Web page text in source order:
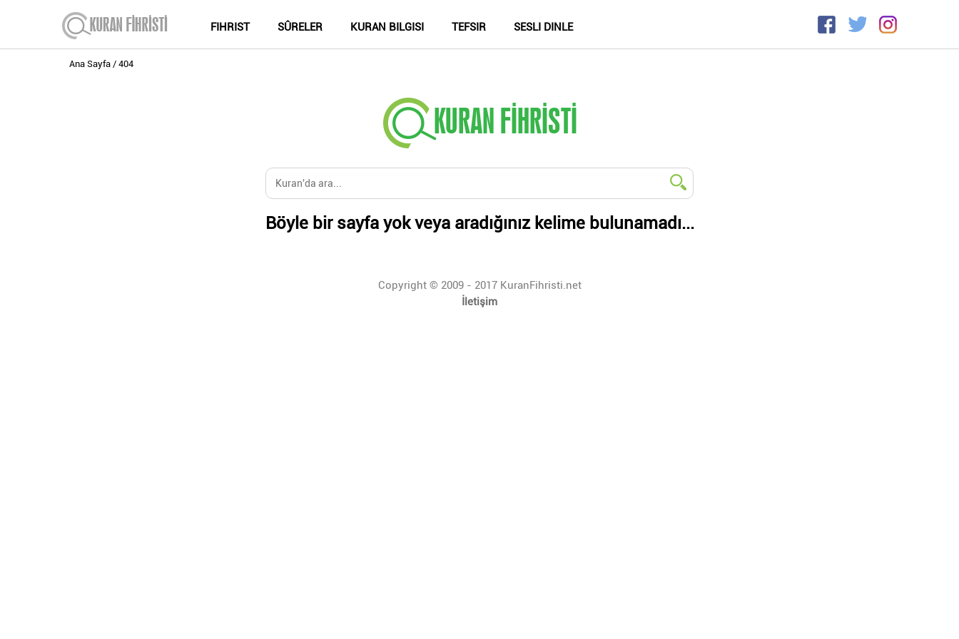
FIHRIST SÛRELER KURAN BILGISI TEFSIR SESLI DINLE
Ana Sayfa 404
Böyle bir sayfa yok veya aradığınız kelime bulunamadı...
Copyright © 2009 - 2017 KuranFihristi.net
İletişim